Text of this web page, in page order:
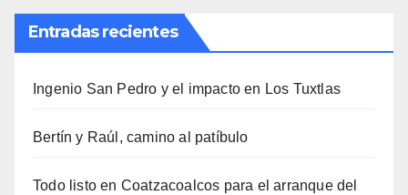
Entradas recientes
Ingenio San Pedro y el impacto en Los Tuxtlas
Bertín y Raúl, camino al patíbulo
Todo listo en Coatzacoalcos para el arranque del